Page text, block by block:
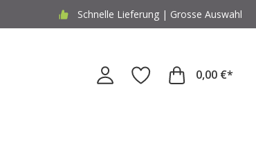
Schnelle Lieferung | Grosse Auswahl
0,00 €*